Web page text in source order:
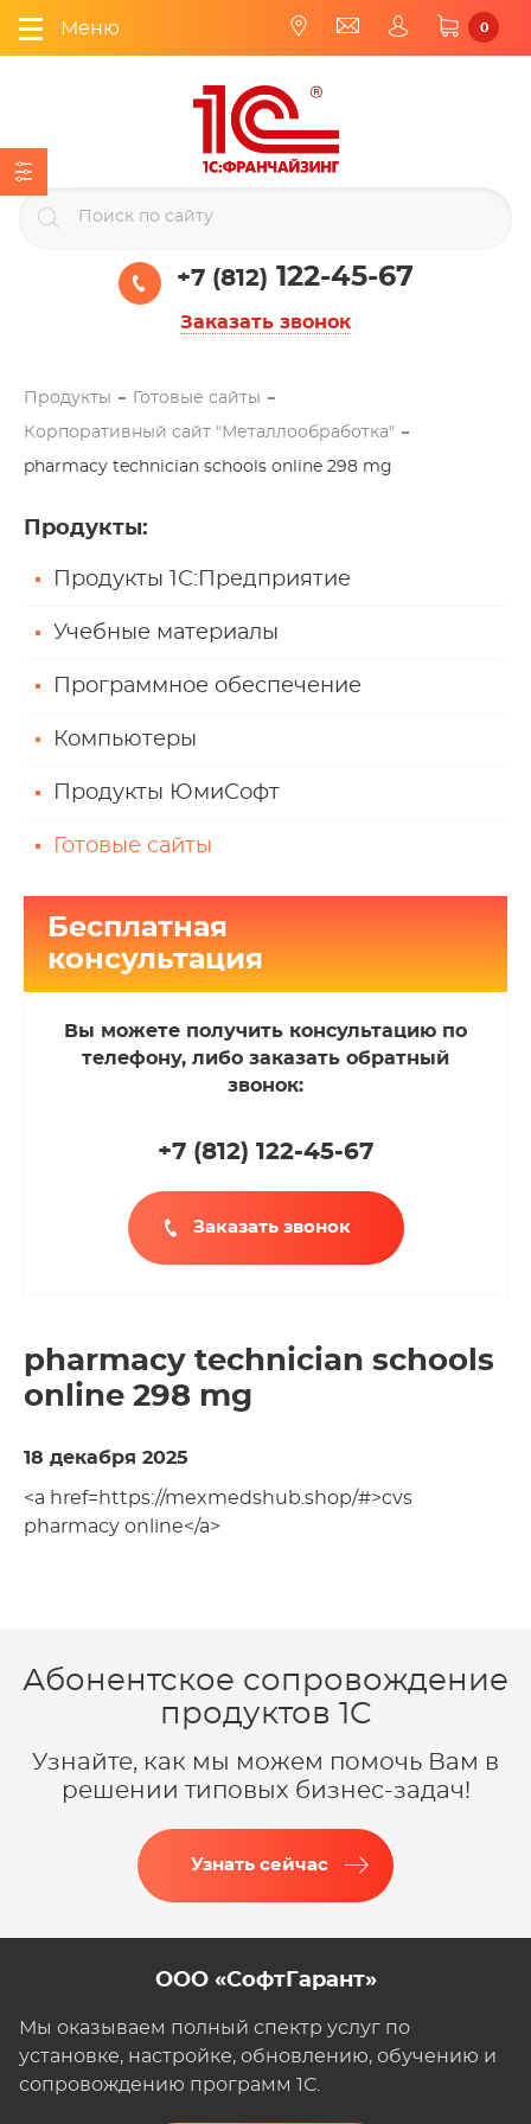
Меню 0
+7 (812) 122-45-67
Заказать звонок
Продукты Готовые сайты
Корпоративный сайт "Металлообработка"
pharmacy technician schools online 298 mg
Продукты:
Продукты 1С:Предприятие
Учебные материалы
Программное обеспечение
Компьютеры
Продукты ЮмиСофт
Готовые сайты
Бесплатная
консультация
Вы можете получить консультацию по
телефону, либо заказать обратный
звонок:
+7 (812) 122-45-67
Заказать звонок
pharmacy technician schools
online 298 mg
18 декабря 2025
<a href=https://mexmedshub.shop/#>cvs
pharmacy online</a>
Абонентское сопровождение
продуктов 1C
Узнайте, как мы можем помочь Вам в
решении типовых бизнес-задач!
Узнать сейчас
ООО «СофтГарант»
Мы оказываем полный спектр услуг по
установке, настройке, обновлению, обучению и
сопровождению программ 1С.